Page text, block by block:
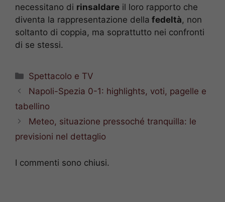
necessitano di rinsaldare il loro rapporto che
diventa la rappresentazione della fedeltà, non
soltanto di coppia, ma soprattutto nei confronti
di se stessi.
Categorie
Spettacolo e TV
Napoli-Spezia 0-1: highlights, voti, pagelle e
tabellino
Meteo, situazione pressoché tranquilla: le
previsioni nel dettaglio
I commenti sono chiusi.